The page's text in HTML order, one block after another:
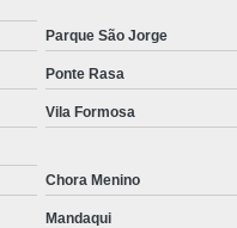
Parque São Jorge
Ponte Rasa
Vila Formosa
Chora Menino
Mandaqui